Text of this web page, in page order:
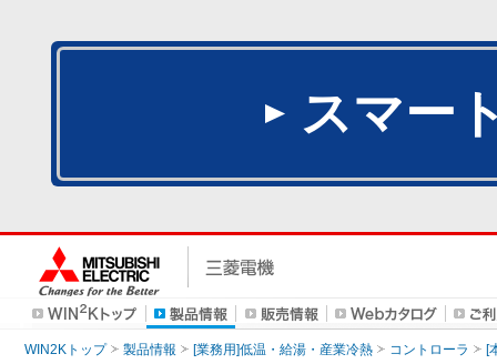
スマー
WIN2Kトップ 製品情報 [業務用]低温・給湯・産業冷熱 コントローラ [